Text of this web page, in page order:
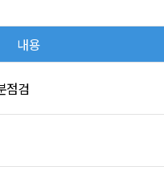
내용
점검